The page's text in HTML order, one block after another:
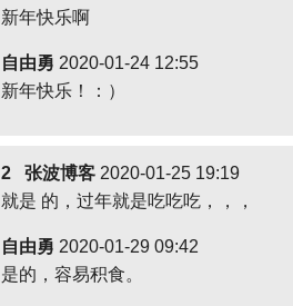
新年快乐啊
自由勇 2020-01-24 12:55
新年快乐！：）
2 张波博客 2020-01-25 19:19
就是 的，过年就是吃吃吃，，，
自由勇 2020-01-29 09:42
是的，容易积食。